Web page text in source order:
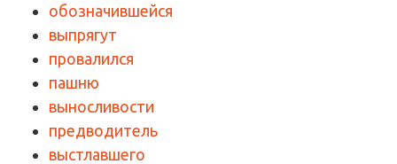
обозначившейся
выпрягут
провалился
пашню
выносливости
предводитель
выстлавшего